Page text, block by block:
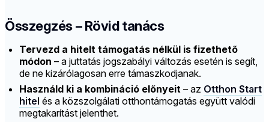
Összegzés – Rövid tanács
Tervezd a hitelt támogatás nélkül is fizethető
módon – a juttatás jogszabályi változás esetén is segít,
de ne kizárólagosan erre támaszkodjanak.
Használd ki a kombináció előnyeit – az Otthon Start
hitel és a közszolgálati otthontámogatás együtt valódi
megtakarítást jelenthet.